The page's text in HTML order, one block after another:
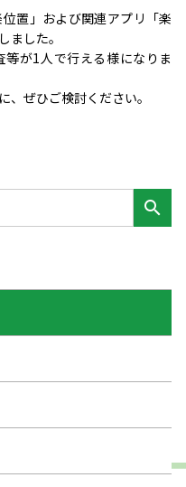
置」および関連アプリ「楽
ました。
が1人で行える様になりま
、ぜひご検討ください。
search